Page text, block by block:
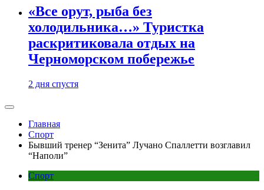
«Все орут, рыба без
холодильника…» Туристка
раскритиковала отдых на
Черноморском побережье
2 дня спустя
Главная
Спорт
Бывший тренер “Зенита” Лучано Спаллетти возглавил
“Наполи”
Спорт